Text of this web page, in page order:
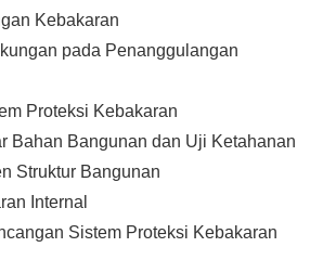
Kebakaran
pada Penanggulangan
Proteksi Kebakaran
Bahan Bangunan dan Uji Ketahanan
Struktur Bangunan
Internal
Sistem Proteksi Kebakaran